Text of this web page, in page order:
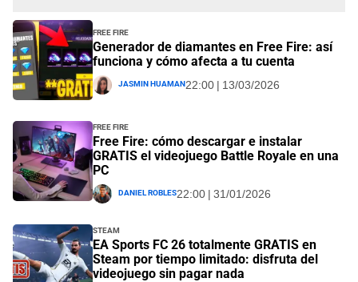
Free Fire
Generador de diamantes en Free Fire: así
funciona y cómo afecta a tu cuenta
Jasmin Huaman22:00 | 13/03/2026
Free Fire
Free Fire: cómo descargar e instalar
GRATIS el videojuego Battle Royale en una
PC
Daniel Robles22:00 | 31/01/2026
Steam
EA Sports FC 26 totalmente GRATIS en
Steam por tiempo limitado: disfruta del
videojuego sin pagar nada